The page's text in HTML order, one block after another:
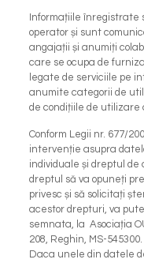
Informațiile
operator și sunt
angajații și anumiți
care se ocupa de
legate de serviciile pe
anumite categorii de
de condițiile de utilizare
Conform Legii nr. 677/
intervenție asupra
individuale și dreptul de
dreptul să va opuneți
privesc și să solicitați
acestor drepturi, va
semnata, la Asociația
208, Reghin, MS-545300.
Daca unele din datele